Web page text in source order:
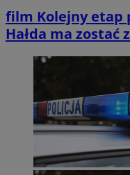
film Kolejny etap
Hałda ma zostać